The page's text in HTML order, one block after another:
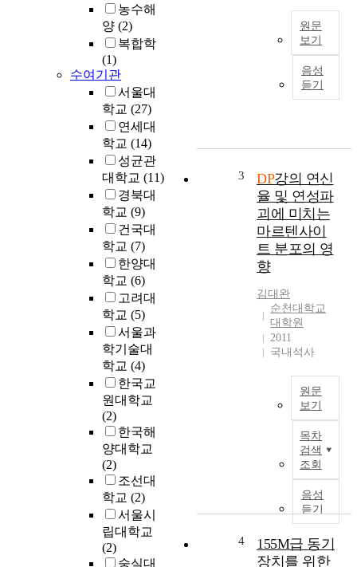
농수해
양 (2)
복합학
(1)
수여기관
서울대
학교 (27)
연세대
학교 (14)
성균관
대학교 (11)
경북대
학교 (9)
건국대
학교 (7)
한양대
학교 (6)
고려대
학교 (5)
서울과
학기술대
학교 (4)
한국교
원대학교
(2)
한국해
양대학교
(2)
조선대
학교 (2)
서울시
립대학교
(2)
숭실대
원문
보기
음성
듣기
3 DP강의 연신
율 및 연성파
괴에 미치는
마르텐사이
트 분포의 영
향
김대완
순천대학교
대학원
2011
국내석사
원문
보기
목차
검색
조회
음성
듣기
4
155M급 동기
장치를 위한